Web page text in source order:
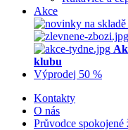
Akce
klubu
Výprodej 50 %
Kontakty
O nás
Průvodce spokojené